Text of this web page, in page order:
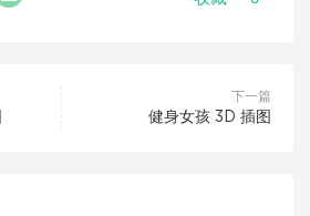
下一篇
健身女孩 3D 插图